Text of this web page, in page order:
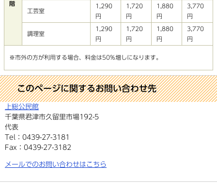
階
工芸室
1,290
円
1,720
円
1,880
円
3,770
円
調理室
1,290
円
1,720
円
1,880
円
3,770
円
※市外の方が利用する場合、料金は50%増しになります。
このページに関するお問い合わせ先
上総公民館
代表
千葉県君津市久留里市場192-5
Tel：0439-27-3181
Fax：0439-27-3182
メールでのお問い合わせはこちら